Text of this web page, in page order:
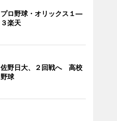
プロ野球・オリックス１―
３楽天
佐野日大、２回戦へ 高校
野球